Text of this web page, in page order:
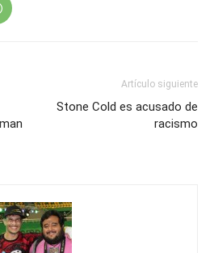
Artículo siguiente
Stone Cold es acusado de
racismo